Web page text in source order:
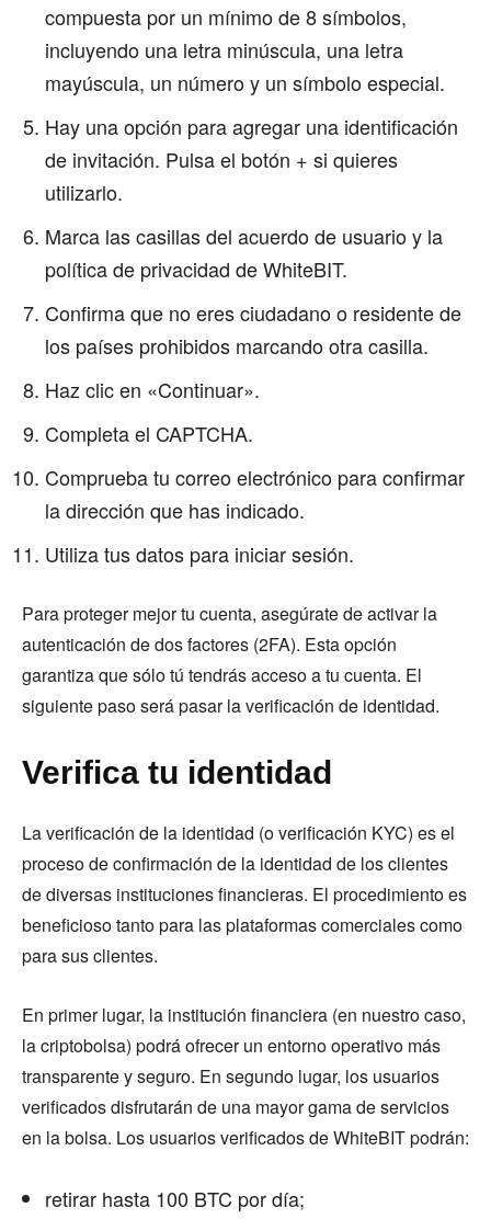
compuesta por un mínimo de 8 símbolos,
incluyendo una letra minúscula, una letra
mayúscula, un número y un símbolo especial.
Hay una opción para agregar una identificación
de invitación. Pulsa el botón + si quieres
utilizarlo.
Marca las casillas del acuerdo de usuario y la
política de privacidad de WhiteBIT.
Confirma que no eres ciudadano o residente de
los países prohibidos marcando otra casilla.
Haz clic en «Continuar».
Completa el CAPTCHA.
Comprueba tu correo electrónico para confirmar
la dirección que has indicado.
Utiliza tus datos para iniciar sesión.
Para proteger mejor tu cuenta, asegúrate de activar la
autenticación de dos factores (2FA). Esta opción
garantiza que sólo tú tendrás acceso a tu cuenta. El
siguiente paso será pasar la verificación de identidad.
Verifica tu identidad
La verificación de la identidad (o verificación KYC) es el
proceso de confirmación de la identidad de los clientes
de diversas instituciones financieras. El procedimiento es
beneficioso tanto para las plataformas comerciales como
para sus clientes.
En primer lugar, la institución financiera (en nuestro caso,
la criptobolsa) podrá ofrecer un entorno operativo más
transparente y seguro. En segundo lugar, los usuarios
verificados disfrutarán de una mayor gama de servicios
en la bolsa. Los usuarios verificados de WhiteBIT podrán:
retirar hasta 100 BTC por día;